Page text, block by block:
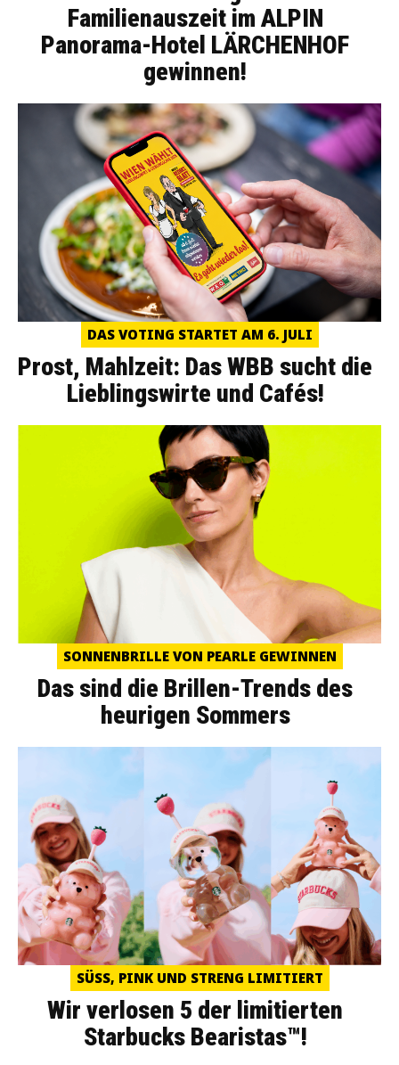
Familienauszeit im ALPIN
Panorama-Hotel LÄRCHENHOF
gewinnen!
DAS VOTING STARTET AM 6. JULI
Prost, Mahlzeit: Das WBB sucht die
Lieblingswirte und Cafés!
SONNENBRILLE VON PEARLE GEWINNEN
Das sind die Brillen-Trends des
heurigen Sommers
SÜSS, PINK UND STRENG LIMITIERT
Wir verlosen 5 der limitierten
Starbucks Bearistas™!